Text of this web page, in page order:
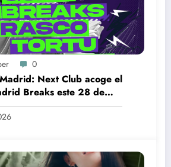
0
Next Club acoge el
Breaks este 28 de